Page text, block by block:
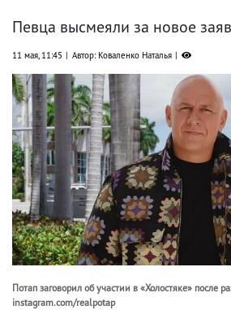
Певца высмеяли за новое
11 мая, 11:45 Автор: Коваленко Наталья
Потап заговорил об участии в «Холостяке» после
instagram.com/realpotap